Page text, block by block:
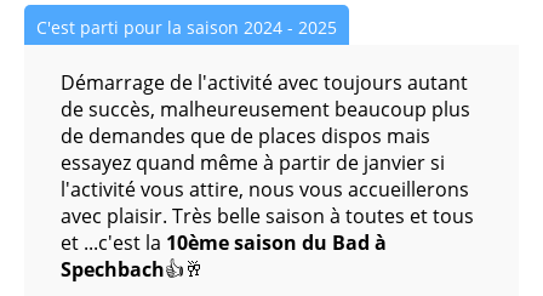
INFORMATIQUE Débutants - Découverte
Informatique Débutants 2ème année
Marche Nordique Séniors
Moderne Fusion
Pilates
C'est parti pour la saison 2024 - 2025
Démarrage de l'activité avec toujours autant
de succès, malheureusement beaucoup plus
de demandes que de places dispos mais
essayez quand même à partir de janvier si
l'activité vous attire, nous vous accueillerons
avec plaisir. Très belle saison à toutes et tous
et ...c'est la 10ème saison du Bad à
Spechbach👍🥂